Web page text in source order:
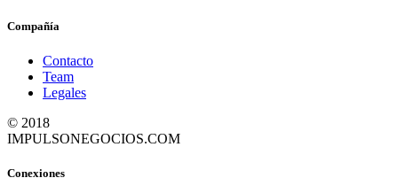
Compañía
Contacto
Team
Legales
© 2018
IMPULSONEGOCIOS.COM
Conexiones